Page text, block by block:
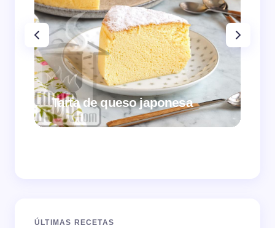
Tarta de queso japonesa
ÚLTIMAS RECETAS